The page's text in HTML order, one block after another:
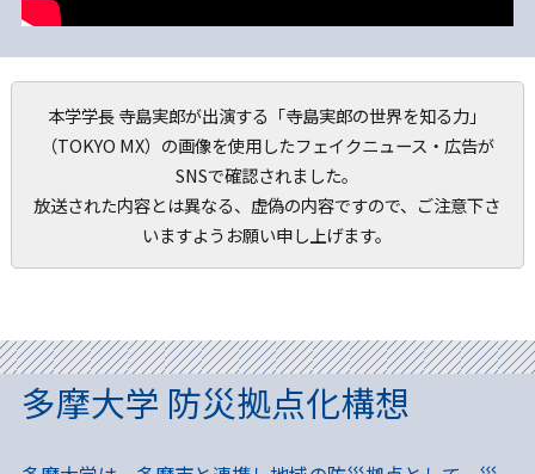
本学学長 寺島実郎が出演する「寺島実郎の世界を知る力」
（TOKYO MX）の画像を使用したフェイクニュース・広告が
SNSで確認されました。
放送された内容とは異なる、虚偽の内容ですので、ご注意下さ
いますようお願い申し上げます。
多摩大学 防災拠点化構想